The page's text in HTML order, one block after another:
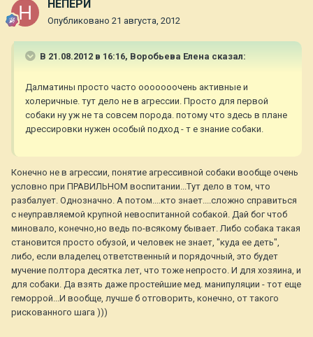
НЕПЕРИ
Опубликовано 21 августа, 2012
В 21.08.2012 в 16:16, Воробьева Елена сказал:
Далматины просто часто ооооооочень активные и
холеричные. тут дело не в агрессии. Просто для первой
собаки ну уж не та совсем порода. потому что здесь в плане
дрессировки нужен особый подход - т е знание собаки.
Конечно не в агрессии, понятие агрессивной собаки вообще очень
условно при ПРАВИЛЬНОМ воспитании...Тут дело в том, что
разбалует. Однозначно. А потом....кто знает....сложно справиться
с неуправляемой крупной невоспитанной собакой. Дай бог чтоб
миновало, конечно,но ведь по-всякому бывает. Либо собака такая
становится просто обузой, и человек не знает, "куда ее деть",
либо, если владелец ответственный и порядочный, это будет
мучение полтора десятка лет, что тоже непросто. И для хозяина, и
для собаки. Да взять даже простейшие мед. манипуляции - тот еще
геморрой...И вообще, лучше б отговорить, конечно, от такого
рискованного шага )))